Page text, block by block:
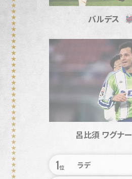
バルデス
呂比須 ワグナー
1位 ラデ